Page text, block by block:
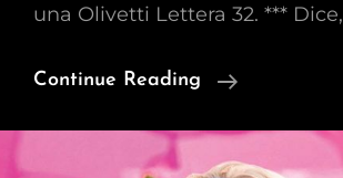
una Olivetti Lettera 32. *** Dice,
Continue Reading
Consolo